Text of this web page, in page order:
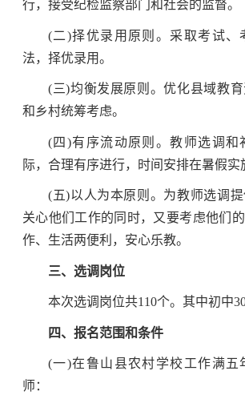
行，接受纪检监察部门和社会的监督。
(二)择优录用原则。采取考试、
法，择优录用。
(三)均衡发展原则。优化县域教
和乡村统筹考虑。
(四)有序流动原则。教师选调和
际，合理有序进行，时间安排在暑假实
(五)以人为本原则。为教师选调提
关心他们工作的同时，又要考虑他们
作、生活两便利，安心乐教。
三、选调岗位
本次选调岗位共110个。其中初中
四、报名范围和条件
(一)在鲁山县农村学校工作满五
师：